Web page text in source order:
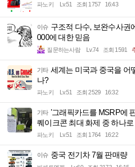
파노키 Lv.51 조회 1757 16:43
이슈 구조적 다수, 보완수사권
000에 대한 믿음
질문하는사람 Lv.74 조회 1591
기타 세계는 미국과 중국을 어
나?
파노키 Lv.51 조회 2529 16:32
기타 '그래픽카드를 MSRP에
퀘이크콘 최대 화제 중 하나로
파노키 Lv.51 조회 1764 16:22
이슈 중국 전기차 7월 판매량